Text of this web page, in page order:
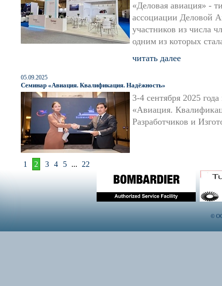
«Деловая авиация» -
ассоциации Деловой
участников из числа
одним из которых
читать далее
05.09.2025
Семинар «Авиация. Квалификация. Надёжность»
3-4 сентября 2025
«Авиация.
Разработчиков и
1 2 3 4 5 ... 22
©